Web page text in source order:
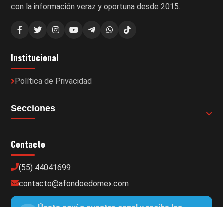
con la información veraz y oportuna desde 2015.
Institucional
Política de Privacidad
Secciones
Contacto
(55) 44041699
contacto@afondoedomex.com